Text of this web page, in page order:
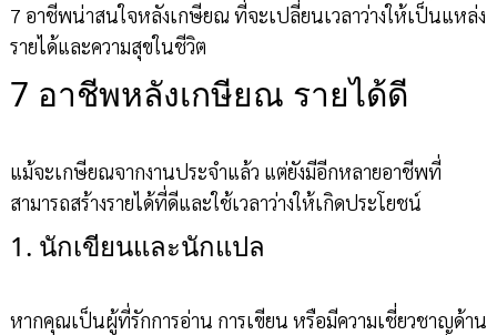
7 อาชีพน่าสนใจหลังเกษียณ ที่จะเปลี่ยนเวลาว่างให้เป็นแหล่ง
รายได้และความสุขในชีวิต
7 อาชีพหลังเกษียณ รายได้ดี
แม้จะเกษียณจากงานประจำแล้ว แต่ยังมีอีกหลายอาชีพที่
สามารถสร้างรายได้ที่ดีและใช้เวลาว่างให้เกิดประโยชน์
1. นักเขียนและนักแปล
หากคุณเป็นผู้ที่รักการอ่าน การเขียน หรือมีความเชี่ยวชาญด้าน